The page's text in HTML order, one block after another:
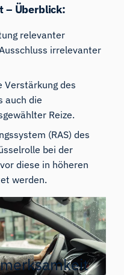
– Überblick:
relevanter
irrelevanter
Verstärkung des
auch die
Reize.
(RAS) des
bei der
diese in höheren
werden.